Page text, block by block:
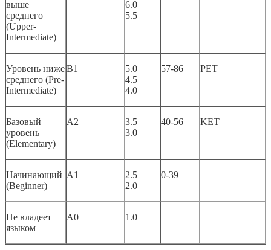
выше
среднего
(Upper-
Intermediate)
6.0
5.5
Уровень ниже
среднего (Pre-
Intermediate)
B1
5.0
4.5
4.0
57-86 PET
Базовый
уровень
(Elementary)
A2
3.5
3.0
40-56 KET
Начинающий
(Beginner)
A1
2.5
2.0
0-39
Не владеет
языком
A0 1.0